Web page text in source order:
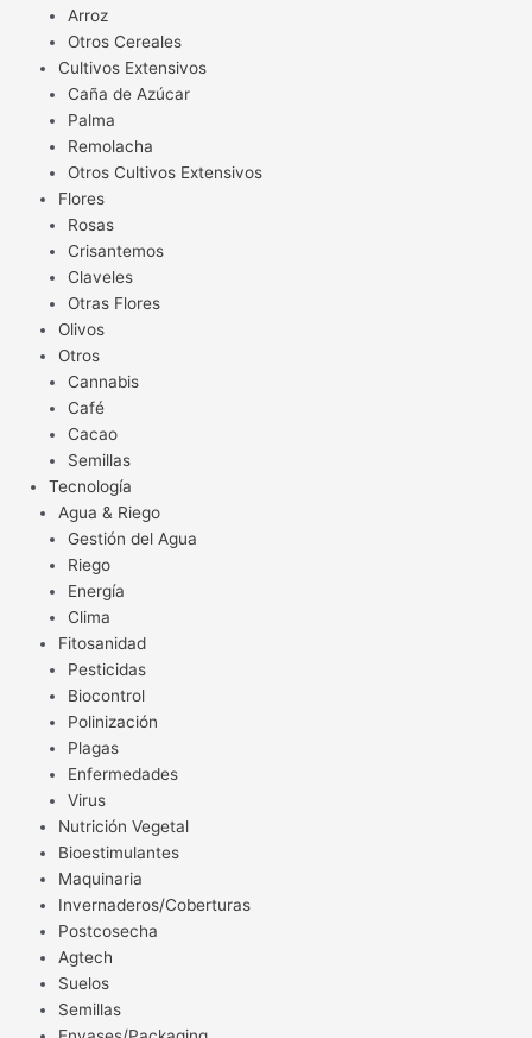
Arroz
Otros Cereales
Cultivos Extensivos
Caña de Azúcar
Palma
Remolacha
Otros Cultivos Extensivos
Flores
Rosas
Crisantemos
Claveles
Otras Flores
Olivos
Otros
Cannabis
Café
Cacao
Semillas
Tecnología
Agua & Riego
Gestión del Agua
Riego
Energía
Clima
Fitosanidad
Pesticidas
Biocontrol
Polinización
Plagas
Enfermedades
Virus
Nutrición Vegetal
Bioestimulantes
Maquinaria
Invernaderos/Coberturas
Postcosecha
Agtech
Suelos
Semillas